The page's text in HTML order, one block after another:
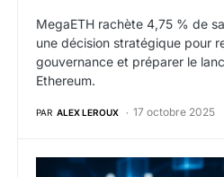
MegaETH rachète 4,75 % de
une décision stratégique pour
gouvernance et préparer le
Ethereum.
PAR ALEX LEROUX 17 octobre 2025
Base réfléchit à lancer